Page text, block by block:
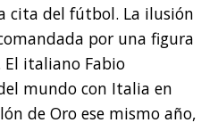
cita del fútbol. La ilusión
por una figura
italiano Fabio
mundo con Italia en
de Oro ese mismo año,